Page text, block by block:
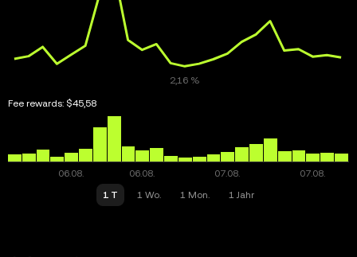
Fee rewards: $45,58
1 T 1 Wo. 1 Mon. 1 Jahr